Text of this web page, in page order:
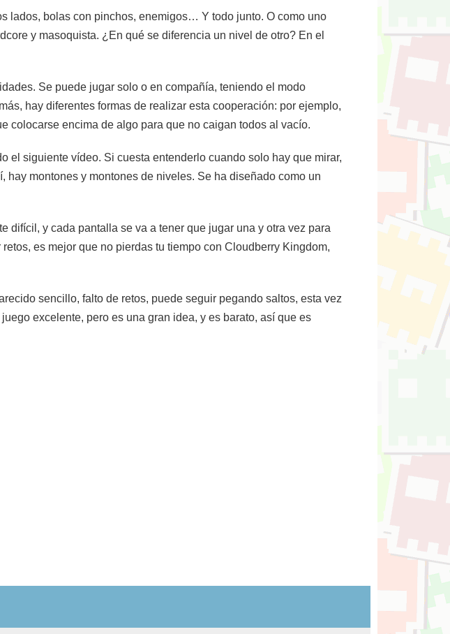
lados, bolas con pinchos, enemigos… Y todo junto. O como uno
y masoquista. ¿En qué se diferencia un nivel de otro? En el
Se puede jugar solo o en compañía, teniendo el modo
hay diferentes formas de realizar esta cooperación: por ejemplo,
colocarse encima de algo para que no caigan todos al vacío.
el siguiente vídeo. Si cuesta entenderlo cuando solo hay que mirar,
montones y montones de niveles. Se ha diseñado como un
difícil, y cada pantalla se va a tener que jugar una y otra vez para
es mejor que no pierdas tu tiempo con Cloudberry Kingdom,
sencillo, falto de retos, puede seguir pegando saltos, esta vez
excelente, pero es una gran idea, y es barato, así que es